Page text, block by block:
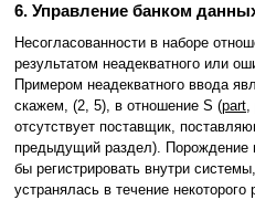
6. Управление банком
Несогласованности в наборе
результатом неадекватного или
Примером неадекватного ввода
скажем, (2, 5), в отношение S (part,
отсутствует поставщик,
предыдущий раздел). Порождение
бы регистрировать внутри
устранялась в течение